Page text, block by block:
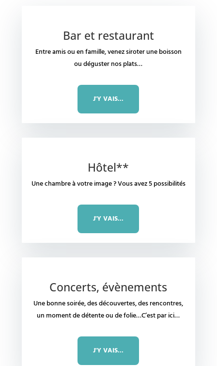
Bar et restaurant
Entre amis ou en famille, venez siroter une boisson
ou déguster nos plats…
J'Y VAIS...
Hôtel**
Une chambre à votre image ? Vous avez 5 possibilités
J'Y VAIS...
Concerts, évènements
Une bonne soirée, des découvertes, des rencontres,
un moment de détente ou de folie…C’est par ici…
J'Y VAIS...